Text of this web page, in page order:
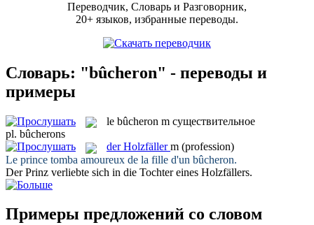
Переводчик, Словарь и Разговорник,
20+ языков, избранные переводы.
Словарь: "bûcheron" - переводы и
примеры
le bûcheron m существительное
pl. bûcherons
derHolzfäller m (profession)
Le prince tomba amoureux de la fille d'un bûcheron.
Der Prinz verliebte sich in die Tochter eines Holzfällers.
Примеры предложений со словом